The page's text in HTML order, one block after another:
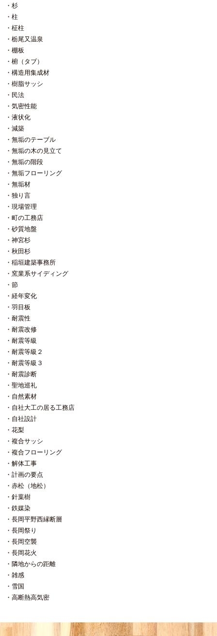
杉
柱
柾柱
栃尾又温泉
棚板
椨（タブ）
構造用集成材
樹脂サッシ
民法
気密性能
液状化
減築
無垢のテーブル
無垢の木の見立て
無垢の階段
無垢フローリング
無垢材
独り言
現場管理
町の工務店
砂質地盤
神宮杉
秋田杉
稲垣建築事務所
窯業系サイディング
節
経年変化
羽目板
耐震性
耐震改修
耐震等級
耐震等級２
耐震等級３
耐震診断
聖地巡礼
自然素材
自社大工の居る工務店
自社設計
花梨
複合サッシ
複合フローリング
解体工事
計画の要点
赤松（地松）
針葉樹
鉄媒染
長岡平野西縁断層
長岡祭り
長岡空襲
長岡花火
隣地からの距離
雑感
雪国
高断熱高気密